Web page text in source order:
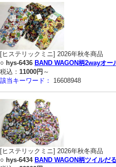
[ヒステリックミニ] 2026年秋冬商品
○ hys-6436 BAND WAGON柄2wayオー
税込： 11000円 ～
該当キーワード：
16608948
[ヒステリックミニ] 2026年秋冬商品
○ hys-6434 BAND WAGON柄ツイルだ